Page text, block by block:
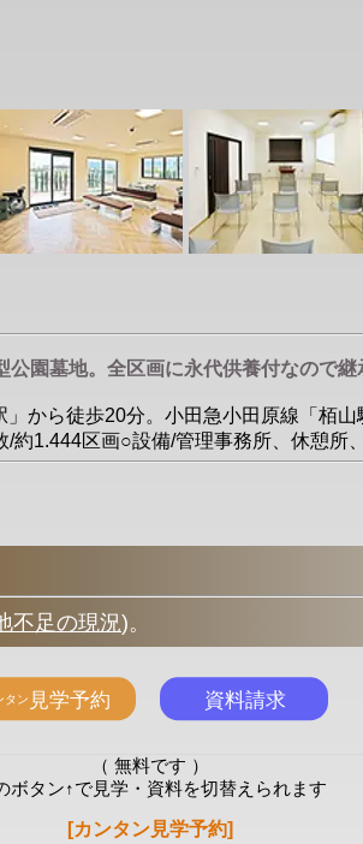
園墓地。全区画に永代供養付なので継
から徒歩20分。小田急小田原線「栢
約1.444区画○設備/管理事務所、休憩所
不足の現況)。
（ 無料です ）
ボタン↑で見学・資料を切替えられます
[カンタン見学予約]